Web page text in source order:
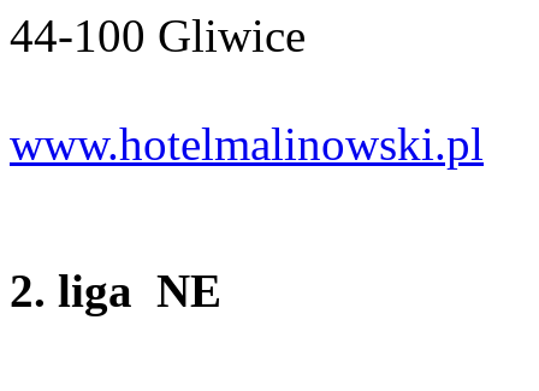
44-100 Gliwice
www.hotelmalinowski.pl
2. liga NE